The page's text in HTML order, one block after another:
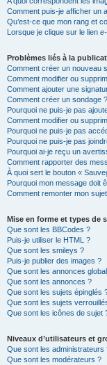
Comment puis-je afficher un
Qu’est-ce que mon rang et
Lorsque je clique sur le lien
Problèmes liés à la
Comment créer un nouveau
Comment modifier ou
Comment ajouter une
Comment créer un sondage ?
Pourquoi ne puis-je pas
Comment modifier ou
Pourquoi ne puis-je pas
Pourquoi ne puis-je pas
Pourquoi ai-je reçu un
Comment rapporter des
À quoi sert le bouton «
Pourquoi mon message doit
Comment remonter mon
Mise en forme et types de
Que sont les BBCodes ?
Puis-je utiliser le HTML ?
Que sont les smileys ?
Puis-je publier des images ?
Que sont les annonces
Que sont les annonces ?
Que sont les sujets épinglés
Que sont les sujets
Que sont les icônes de sujet
Niveaux d’utilisateurs et
Que sont les administrateurs
Que sont les modérateurs ?